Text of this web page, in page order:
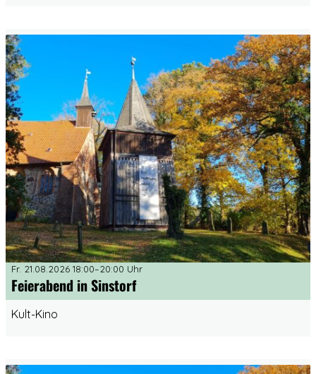
Fr. 21.08.2026 18:00–20:00 Uhr
Feierabend in Sinstorf
Kult-Kino